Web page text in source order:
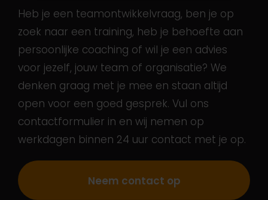
Heb je een teamontwikkelvraag, ben je op
zoek naar een training, heb je behoefte aan
persoonlijke coaching of wil je een advies
voor jezelf, jouw team of organisatie? We
denken graag met je mee en staan altijd
open voor een goed gesprek. Vul ons
contactformulier in en wij nemen op
werkdagen binnen 24 uur contact met je op.
Neem contact op